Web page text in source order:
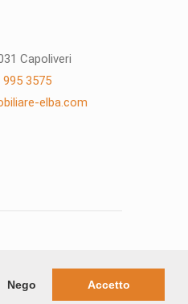
Nego Accetto
Capoliveri
995 3575
elba.com